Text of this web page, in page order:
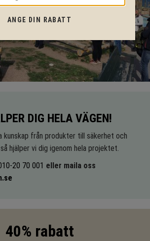
DIG HELA VÄGEN!
kunskap från produkter till säkerhet och
hjälper vi dig igenom hela projektet.
20 70 001 eller maila oss
40% rabatt
ANGE DIN RABATT